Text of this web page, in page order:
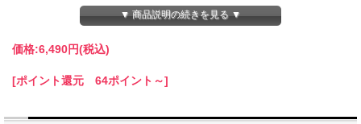
幅２４．４ｃｍ×奥行２４．４ｃｍ×高さ１．３ｃｍ、岩肌のような表情が面白い正
▼ 商品説明の続きを見る ▼
価格:6,490円(税込)
[ポイント還元 64ポイント～]